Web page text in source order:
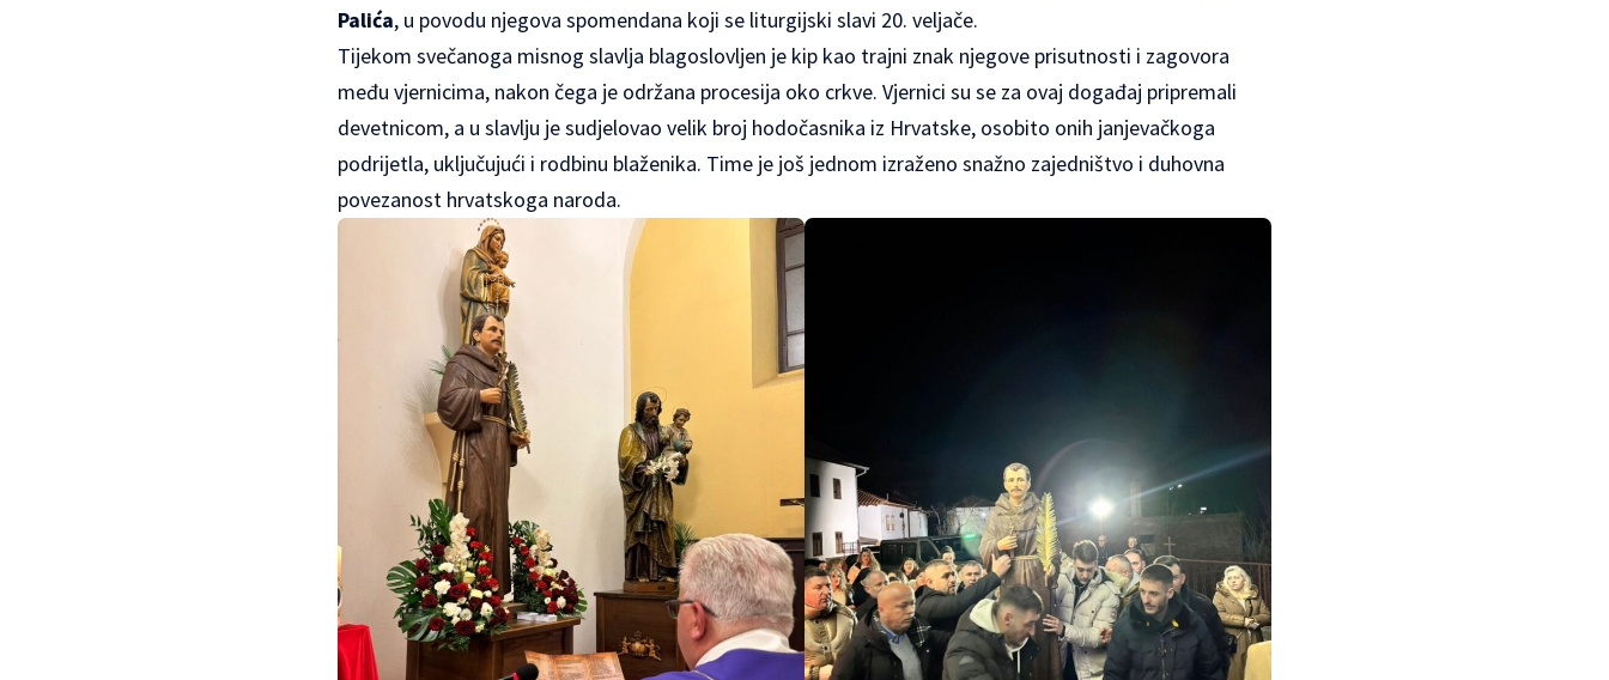
Palića, u povodu njegova spomendana koji se liturgijski slavi 20. veljače.
Tijekom svečanoga misnog slavlja blagoslovljen je kip kao trajni znak njegove prisutnosti i zagovora
među vjernicima, nakon čega je održana procesija oko crkve. Vjernici su se za ovaj događaj pripremali
devetnicom, a u slavlju je sudjelovao velik broj hodočasnika iz Hrvatske, osobito onih janjevačkoga
podrijetla, uključujući i rodbinu blaženika. Time je još jednom izraženo snažno zajedništvo i duhovna
povezanost hrvatskoga naroda.